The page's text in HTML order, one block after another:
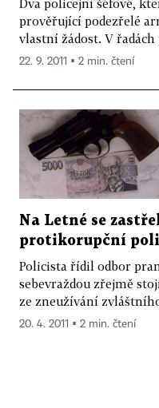
Dva policejní šéfové,
prověřující podezřelé
vlastní žádost. V řadách
22. 9. 2011 ▪ 2 min. čtení
Na Letné se
protikorupční
Policista řídil odbor
sebevraždou zřejmě
ze zneužívání
20. 4. 2011 ▪ 2 min. čtení